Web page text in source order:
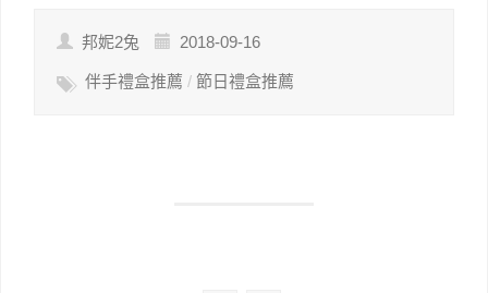
邦妮2兔 2018-09-16
伴手禮盒推薦 / 節日禮盒推薦